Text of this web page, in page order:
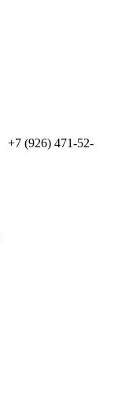
+7 (926) 471-52-